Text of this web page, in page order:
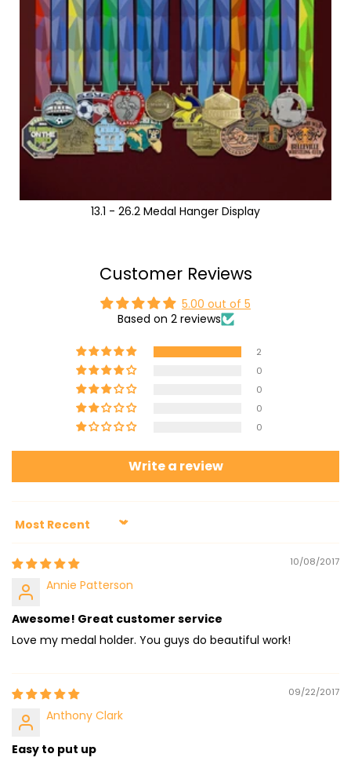
13.1 - 26.2 Medal Hanger Display
Customer Reviews
5.00 out of 5
Based on 2 reviews
2
0
0
0
0
Write a review
Sort by
10/08/2017
Annie Patterson
Awesome! Great customer service
Love my medal holder. You guys do beautiful work!
09/22/2017
Anthony Clark
Easy to put up